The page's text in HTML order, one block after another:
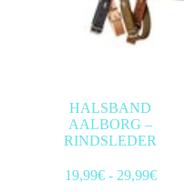
HALSBAND
AALBORG –
RINDSLEDER
19,99€ - 29,99€Fascia